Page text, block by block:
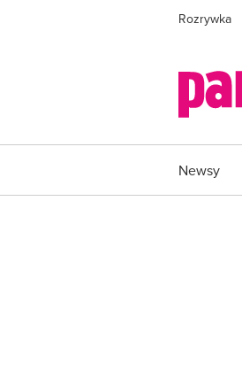
Rozrywka
Newsy